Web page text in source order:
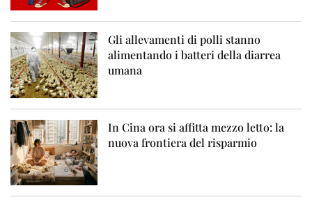
Gli allevamenti di polli stanno
alimentando i batteri della diarrea
umana
In Cina ora si affitta mezzo letto: la
nuova frontiera del risparmio